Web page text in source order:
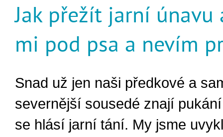
Jak přežít jarní únavu
mi pod psa a nevím
Snad už jen naši předkové a
severnější sousedé znají
se hlásí jarní tání. My jsme